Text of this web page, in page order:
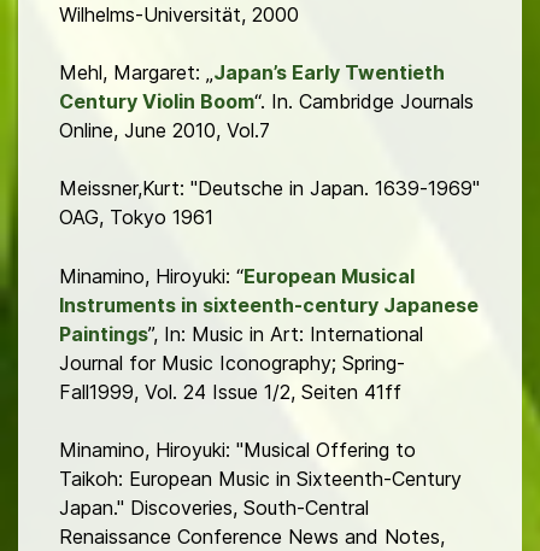
Wilhelms-Universität, 2000
Mehl, Margaret: „Japan’s Early Twentieth
Century Violin Boom“. In. Cambridge Journals
Online, June 2010, Vol.7
Meissner,Kurt: "Deutsche in Japan. 1639-1969"
OAG, Tokyo 1961
Minamino, Hiroyuki: “European Musical
Instruments in sixteenth-century Japanese
Paintings”, In: Music in Art: International
Journal for Music Iconography; Spring-
Fall1999, Vol. 24 Issue 1/2, Seiten 41ff
Minamino, Hiroyuki: "Musical Offering to
Taikoh: European Music in Sixteenth-Century
Japan." Discoveries, South-Central
Renaissance Conference News and Notes,